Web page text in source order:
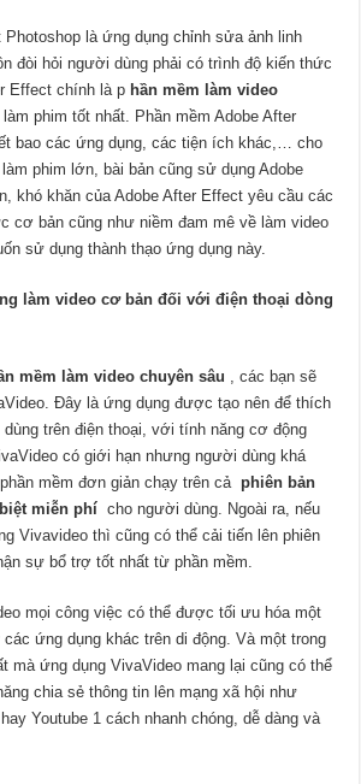
Photoshop là ứng dụng chỉnh sửa ảnh linh
đòi hỏi người dùng phải có trình độ kiến thức
Effect chính là p hần mềm làm video
làm phim tốt nhất. Phần mềm Adobe After
bao các ứng dụng, các tiện ích khác,… cho
phim lớn, bài bản cũng sử dụng Adobe
khó khăn của Adobe After Effect yêu cầu các
cơ bản cũng như niềm đam mê về làm video
sử dụng thành thạo ứng dụng này.
làm video cơ bản đối với điện thoại dòng
mềm làm video chuyên sâu
, các bạn sẽ
Đây là ứng dụng được tạo nên để thích
trên điện thoại, với tính năng cơ động
có giới hạn nhưng người dùng khá
mềm đơn giản chạy trên cảphiên bản
biệt miễn phícho người dùng. Ngoài ra, nếu
Vivavideo thì cũng có thể cải tiến lên phiên
sự bổ trợ tốt nhất từ phần mềm.
mọi công việc có thể được tối ưu hóa một
ứng dụng khác trên di động. Và một trong
mà ứng dụng VivaVideo mang lại cũng có thể
chia sẻ thông tin lên mạng xã hội như
Youtube 1 cách nhanh chóng, dễ dàng và